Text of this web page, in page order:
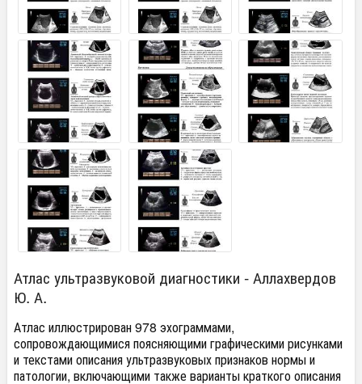
Атлас ультразвуковой диагностики - Аллахвердов
Ю. А.
Атлас иллюстрирован 978 эхограммами,
сопровождающимися поясняющими графическими рисунками
и текстами описания ультразвуковых признаков нормы и
патологии, включающими также варианты краткого описания